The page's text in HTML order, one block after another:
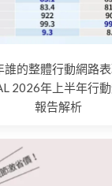
誰的整體行動網路
2026年上半年行
報告解析